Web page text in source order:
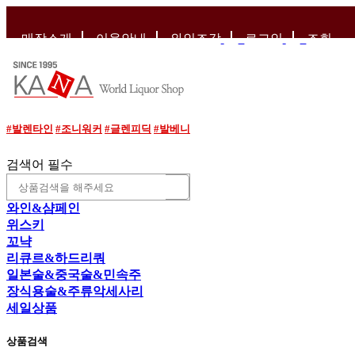
매장소개
이용안내 와인조각 로그인 조회
#발렌타인 #조니워커 #글렌피딕 #발베니
검색어 필수
와인&샴페인
위스키
꼬냑
리큐르&하드리쿼
일본술&중국술&민속주
장식용술&주류악세사리
세일상품
상품검색